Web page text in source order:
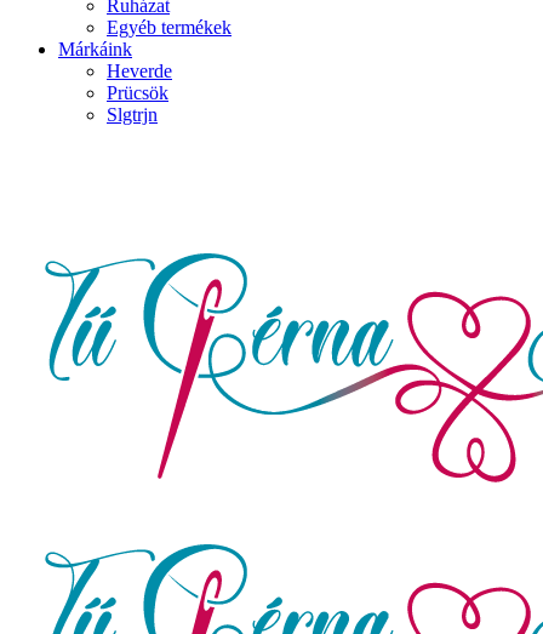
Ruházat
Egyéb termékek
Márkáink
Heverde
Prücsök
Slgtrjn